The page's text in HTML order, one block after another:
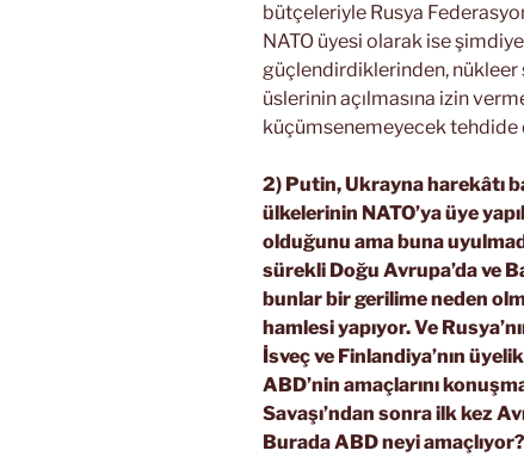
bütçeleriyle Rusya
NATO üyesi olarak ise
güçlendirdiklerinden, nükleer
üslerinin açılmasına izin
küçümsenemeyecek tehdide
2) Putin, Ukrayna harekâtı
ülkelerinin NATO’ya üye
olduğunu ama buna
sürekli Doğu Avrupa’da ve
bunlar bir gerilime neden
hamlesi yapıyor. Ve
İsveç ve Finlandiya’nın
ABD’nin amaçlarını
Savaşı’ndan sonra ilk kez
Burada ABD neyi amaçlıyor?